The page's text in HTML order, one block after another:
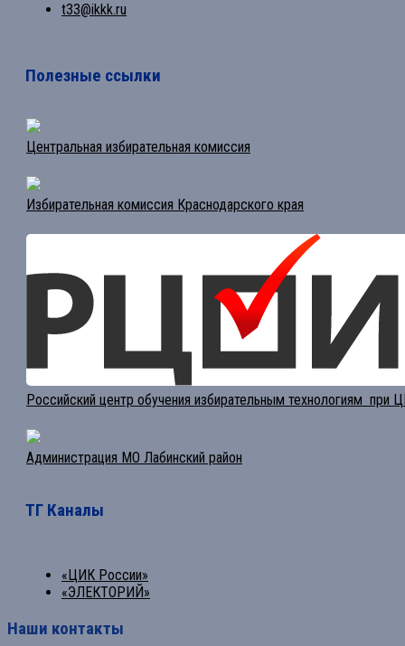
t33@ikkk.ru
Полезные ссылки
Центральная избирательная комиссия
Избирательная комиссия Краснодарского края
Российский центр обучения избирательным технологиям при
Администрация МО Лабинский район
ТГ Каналы
«ЦИК России»
«ЭЛЕКТОРИЙ»
Наши контакты